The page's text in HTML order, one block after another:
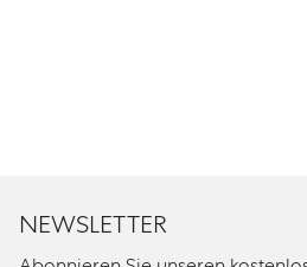
NEWSLETTER